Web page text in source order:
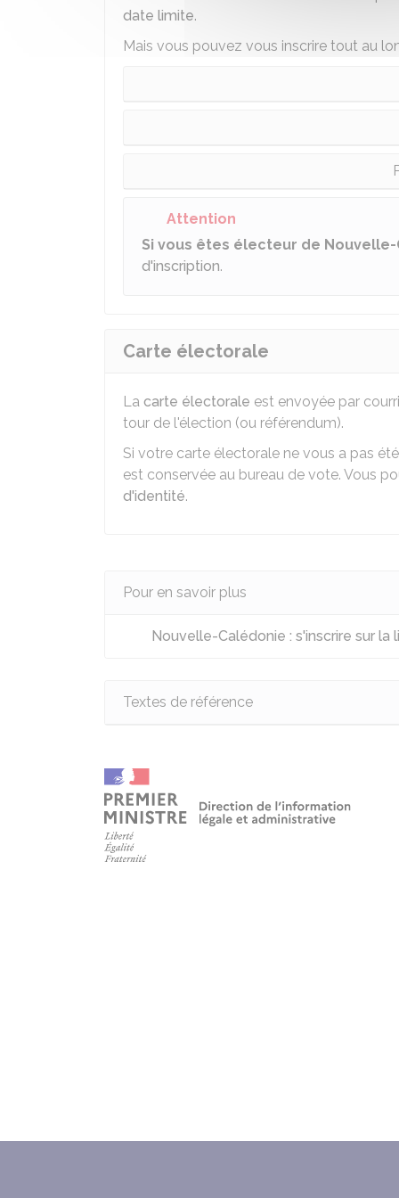
date limite.
Mais vous pouvez vous inscrire tout au
Attention
Si vous êtes électeur de
d'inscription.
Carte électorale
La carte électorale est envoyée par
tour de l'élection (ou référendum).
Si votre carte électorale ne vous a pas
est conservée au bureau de vote. Vous
d'identité.
Pour en savoir plus
Nouvelle-Calédonie : s'inscrire sur
Textes de référence